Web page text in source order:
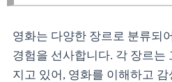
영화는 다양한 장르로 분류되
경험을 선사합니다. 각 장르는
지고 있어, 영화를 이해하고